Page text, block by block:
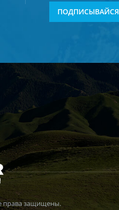
ПОДПИСЫВАЙСЯ
права защищены.